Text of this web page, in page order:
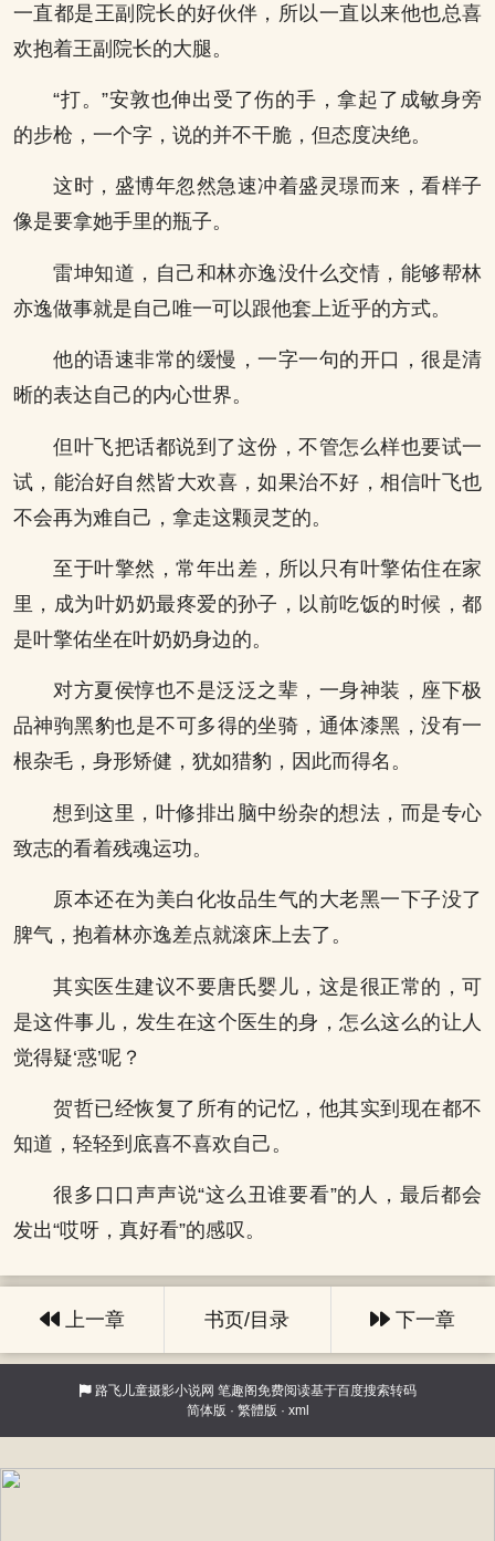
一直都是王副院长的好伙伴，所以一直以来他也总喜
欢抱着王副院长的大腿。
“打。”安敦也伸出受了伤的手，拿起了成敏身旁
的步枪，一个字，说的并不干脆，但态度决绝。
这时，盛博年忽然急速冲着盛灵璟而来，看样子
像是要拿她手里的瓶子。
雷坤知道，自己和林亦逸没什么交情，能够帮林
亦逸做事就是自己唯一可以跟他套上近乎的方式。
他的语速非常的缓慢，一字一句的开口，很是清
晰的表达自己的内心世界。
但叶飞把话都说到了这份，不管怎么样也要试一
试，能治好自然皆大欢喜，如果治不好，相信叶飞也
不会再为难自己，拿走这颗灵芝的。
至于叶擎然，常年出差，所以只有叶擎佑住在家
里，成为叶奶奶最疼爱的孙子，以前吃饭的时候，都
是叶擎佑坐在叶奶奶身边的。
对方夏侯惇也不是泛泛之辈，一身神装，座下极
品神驹黑豹也是不可多得的坐骑，通体漆黑，没有一
根杂毛，身形矫健，犹如猎豹，因此而得名。
想到这里，叶修排出脑中纷杂的想法，而是专心
致志的看着残魂运功。
原本还在为美白化妆品生气的大老黑一下子没了
脾气，抱着林亦逸差点就滚床上去了。
其实医生建议不要唐氏婴儿，这是很正常的，可
是这件事儿，发生在这个医生的身，怎么这么的让人
觉得疑‘惑’呢？
贺哲已经恢复了所有的记忆，他其实到现在都不
知道，轻轻到底喜不喜欢自己。
很多口口声声说“这么丑谁要看”的人，最后都会
发出“哎呀，真好看”的感叹。
上一章 书页/目录 下一章
路飞儿童摄影小说网 笔趣阁免费阅读基于百度搜索转码
简体版 · 繁體版 · xml